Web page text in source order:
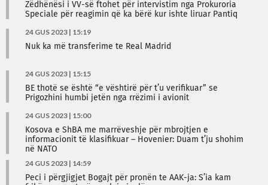
Zëdhënësi i VV-së ftohet për intervistim nga Prokuroria
Speciale për reagimin që ka bërë kur ishte liruar Pantiq
24 GUS 2023 | 15:19
Nuk ka më transferime te Real Madrid
24 GUS 2023 | 15:15
BE thotë se është “e vështirë për t’u verifikuar” se
Prigozhini humbi jetën nga rrëzimi i avionit
24 GUS 2023 | 15:00
Kosova e ShBA me marrëveshje për mbrojtjen e
informacionit të klasifikuar – Hovenier: Duam t’ju shohim
në NATO
24 GUS 2023 | 14:59
Peci i përgjigjet Bogajt për pronën te AAK-ja: S’ia kam